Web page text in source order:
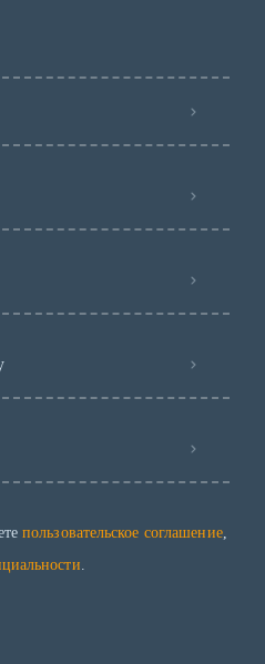
пользовательское соглашение,
.